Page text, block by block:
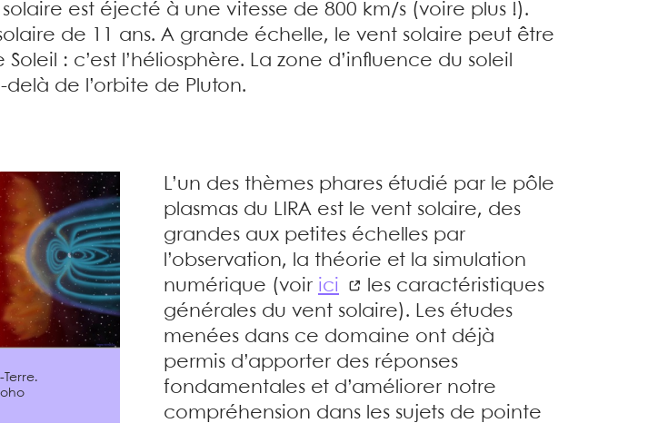
est éjecté à une vitesse de 800 km/s (voire plus !).
de 11 ans. A grande échelle, le vent solaire peut être
: c’est l’héliosphère. La zone d’influence du soleil
de l’orbite de Pluton.
Terre.
L’un des thèmes phares étudié par le pôle
plasmas du LIRA est le vent solaire, des
grandes aux petites échelles par
l’observation, la théorie et la simulation
numérique (voir ici
les caractéristiques
générales du vent solaire). Les études
menées dans ce domaine ont déjà
permis d’apporter des réponses
fondamentales et d’améliorer notre
compréhension dans les sujets de pointe